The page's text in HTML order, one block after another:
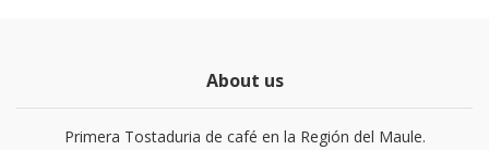
About us
Primera Tostaduria de café en la Región del Maule.